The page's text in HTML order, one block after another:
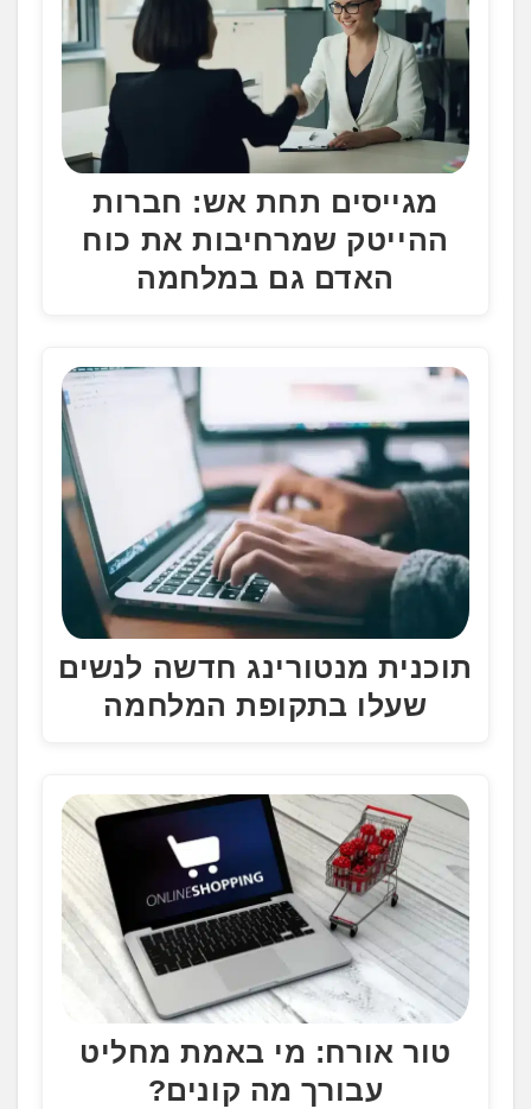
מגייסים תחת אש: חברות
ההייטק שמרחיבות את כוח
האדם גם במלחמה
תוכנית מנטורינג חדשה לנשים
שעלו בתקופת המלחמה
טור אורח: מי באמת מחליט
עבורך מה קונים?